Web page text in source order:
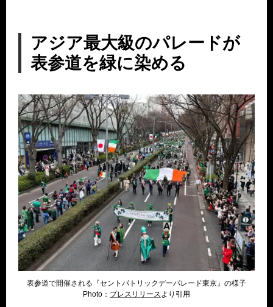
アジア最大級のパレードが
表参道を緑に染める
表参道で開催される『セントパトリックデーパレード東京』の様子
Photo： プレスリリース より引用